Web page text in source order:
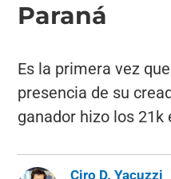
Paraná
Es la primera vez
presencia de su
ganador hizo los 21k
Ciro D. Yacuzzi